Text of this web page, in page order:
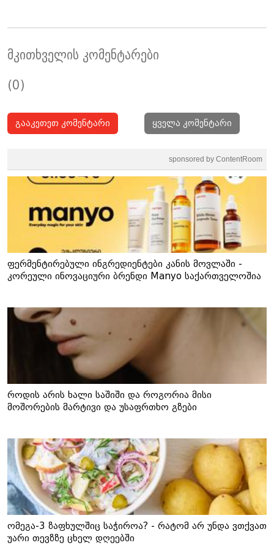
მკითხველის კომენტარები
(0)
გააკეთეთ კომენტარი ყველა კომენტარი
sponsored by ContentRoom
ფერმენტირებული ინგრედიენტები კანის მოვლაში -
კორეული ინოვაციური ბრენდი Manyo საქართველოშია
როდის არის ხალი საშიში და როგორია მისი
მოშორების მარტივი და უსაფრთხო გზები
ომეგა-3 ზაფხულშიც საჭიროა? - რატომ არ უნდა ვთქვათ
უარი თევზზე ცხელ დღეებში